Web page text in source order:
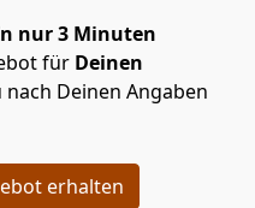
nur 3 Minuten
für Deinen
nach Deinen Angaben
erhalten